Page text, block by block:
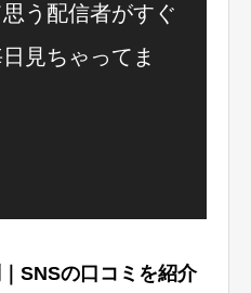
う配信者がすぐ
見ちゃってま
SNSの口コミを紹介